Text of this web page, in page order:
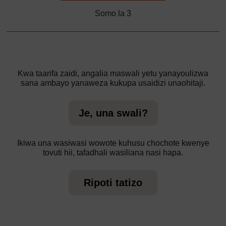
Somo la 3
Kwa taarifa zaidi, angalia maswali yetu yanayoulizwa
sana ambayo yanaweza kukupa usaidizi unaohitaji.
Je, una swali?
Ikiwa una wasiwasi wowote kuhusu chochote kwenye
tovuti hii, tafadhali wasiliana nasi hapa.
Ripoti tatizo